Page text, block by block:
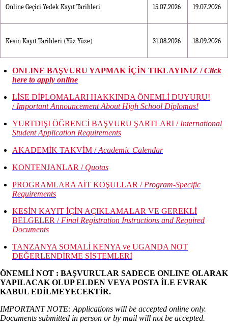
Online Geçici Yedek Kayıt Tarihleri 15.07.2026 19.07.2026
Kesin Kayıt Tarihleri (Yüz Yüze) 31.08.2026 18.09.2026
ONLINE BAŞVURU YAPMAK İÇİN TIKLAYINIZ /Click
here to apply online
LİSE DİPLOMALARI HAKKINDA ÖNEMLİ DUYURU!
/ Important Announcement About High School Diplomas!
YURTDIŞI ÖĞRENCİ BAŞVURU ŞARTLARI / International
Student Application Requirements
AKADEMİK TAKVİM /Academic Calendar
KONTENJANLAR / Quotas
PROGRAMLARA AİT KOŞULLAR / Program-Specific
Requirements
KESİN KAYIT İÇİN AÇIKLAMALAR VE GEREKLİ
BELGELER / Final Registration Instructions and Required
Documents
TANZANYA SOMALİ KENYA ve UGANDA NOT
DEĞERLENDİRME SİSTEMLERİ
ÖNEMLİ NOT : BAŞVURULAR SADECE ONLINE OLARAK
YAPILACAK OLUP ELDEN VEYA POSTA İLE EVRAK
KABUL EDİLMEYECEKTİR.
IMPORTANT NOTE: Applications will be accepted online only.
Documents submitted in person or by mail will not be accepted.